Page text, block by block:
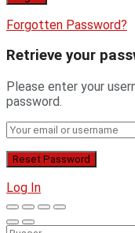
Forgotten Password?
Retrieve your
Please enter your
password.
Log In